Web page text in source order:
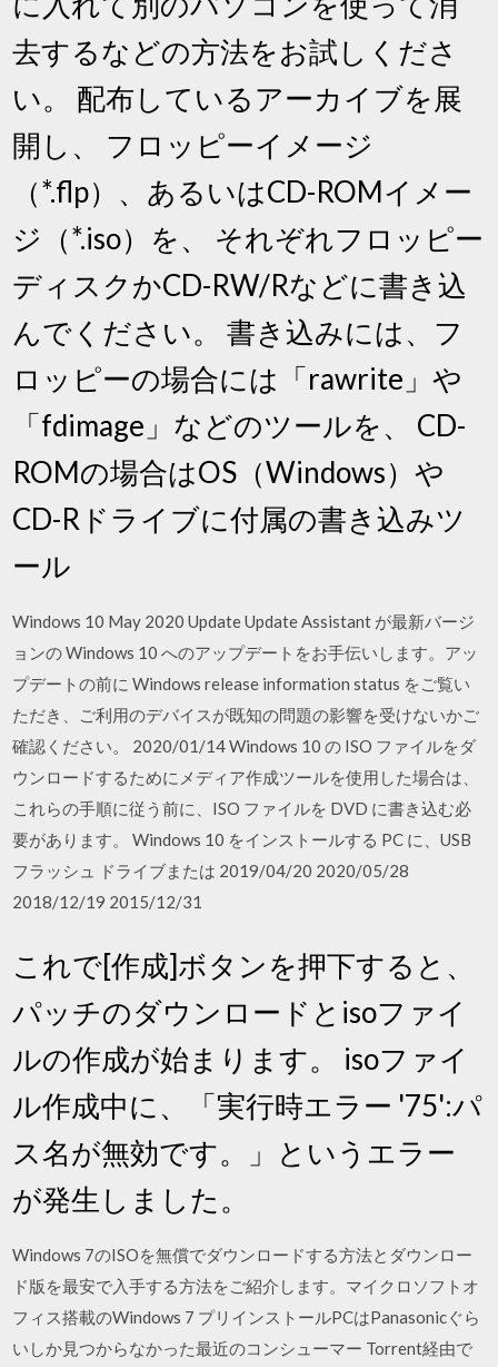
去するなどの方法をお試しくださ
い。 配布しているアーカイブを展
開し、 フロッピーイメージ
（*.flp）、あるいはCD-ROMイメー
ジ（*.iso）を、 それぞれフロッピー
ディスクかCD-RW/Rなどに書き込
んでください。 書き込みには、フ
ロッピーの場合には「rawrite」や
「fdimage」などのツールを、 CD-
ROMの場合はOS（Windows）や
CD-Rドライブに付属の書き込みツ
ール
Windows 10 May 2020 Update Update Assistant が最新バージ
ョンの Windows 10 へのアップデートをお手伝いします。アッ
プデートの前に Windows release information status をご覧い
ただき、ご利用のデバイスが既知の問題の影響を受けないかご
確認ください。 2020/01/14 Windows 10 の ISO ファイルをダ
ウンロードするためにメディア作成ツールを使用した場合は、
これらの手順に従う前に、ISO ファイルを DVD に書き込む必
要があります。 Windows 10 をインストールする PC に、USB
フラッシュ ドライブまたは 2019/04/20 2020/05/28
2018/12/19 2015/12/31
これで[作成]ボタンを押下すると、
パッチのダウンロードとisoファイ
ルの作成が始まります。 isoファイ
ル作成中に、「実行時エラー '75':パ
ス名が無効です。」というエラー
が発生しました。
Windows 7のISOを無償でダウンロードする方法とダウンロー
ド版を最安で入手する方法をご紹介します。マイクロソフトオ
フィス搭載のWindows 7 プリインストールPCはPanasonicぐら
いしか見つからなかった最近のコンシューマー Torrent経由で